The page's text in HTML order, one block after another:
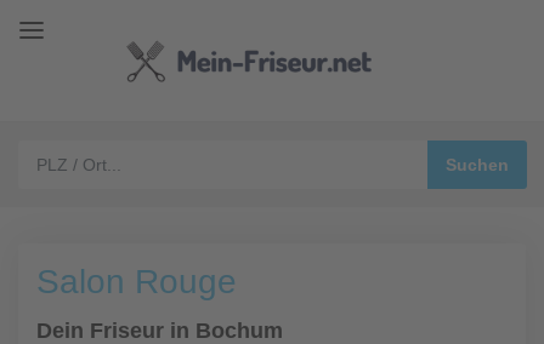
Salon Rouge
Dein Friseur in Bochum